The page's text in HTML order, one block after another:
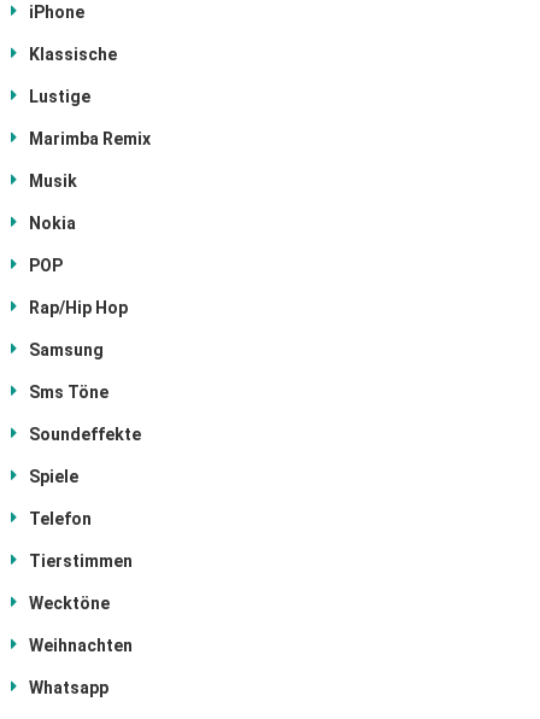
iPhone
Klassische
Lustige
Marimba Remix
Musik
Nokia
POP
Rap/Hip Hop
Samsung
Sms Töne
Soundeffekte
Spiele
Telefon
Tierstimmen
Wecktöne
Weihnachten
Whatsapp